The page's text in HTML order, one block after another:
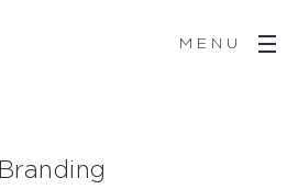
MENU
Branding